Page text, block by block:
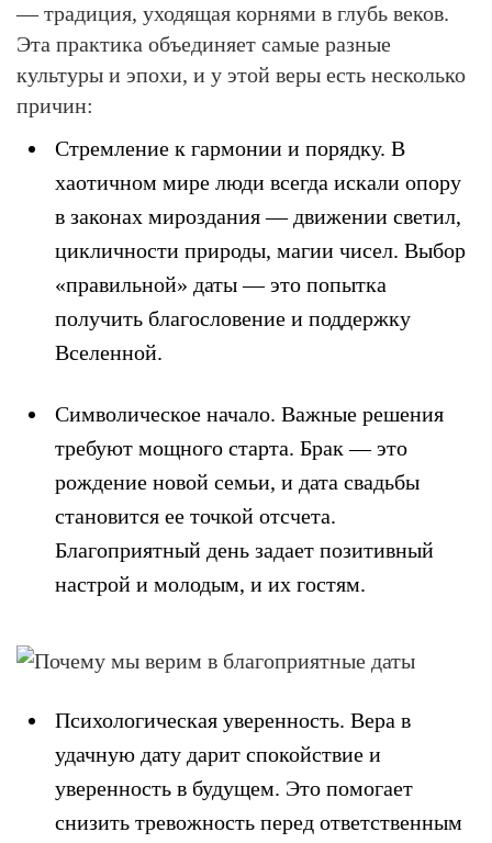
— традиция, уходящая корнями в глубь веков.
Эта практика объединяет самые разные
культуры и эпохи, и у этой веры есть несколько
причин:
Стремление к гармонии и порядку. В
хаотичном мире люди всегда искали опору
в законах мироздания — движении светил,
цикличности природы, магии чисел. Выбор
«правильной» даты — это попытка
получить благословение и поддержку
Вселенной.
Символическое начало. Важные решения
требуют мощного старта. Брак — это
рождение новой семьи, и дата свадьбы
становится ее точкой отсчета.
Благоприятный день задает позитивный
настрой и молодым, и их гостям.
Психологическая уверенность. Вера в
удачную дату дарит спокойствие и
уверенность в будущем. Это помогает
снизить тревожность перед ответственным